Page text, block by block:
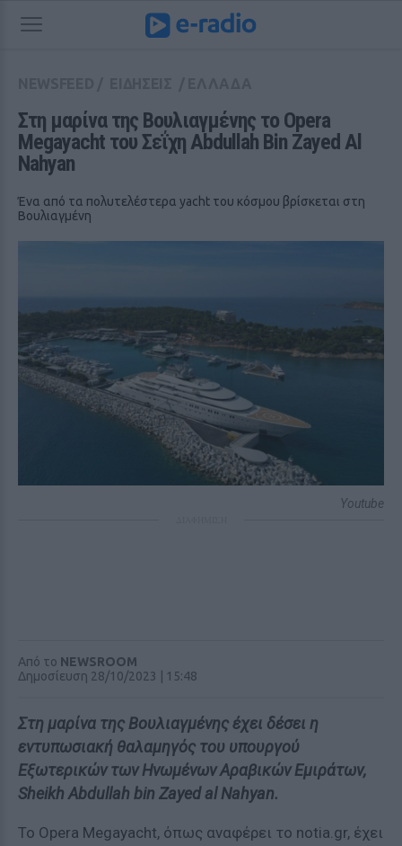
Στη μαρίνα της Βουλιαγμένης το Opera
Megayacht του Σεΐχη Abdullah Bin Zayed Al
Nahyan
Ένα από τα πολυτελέστερα yacht του κόσμου βρίσκεται στη
Βουλιαγμένη
Youtube
Από το NEWSROOM
Δημοσίευση 28/10/2023 | 15:48
Στη μαρίνα της Βουλιαγμένης έχει δέσει η
εντυπωσιακή θαλαμηγός του υπουργού
Εξωτερικών των Ηνωμένων Αραβικών Εμιράτων,
Sheikh Abdullah bin Zayed al Nahyan.
Το Opera Megayacht, όπως αναφέρει το notia.gr, έχει